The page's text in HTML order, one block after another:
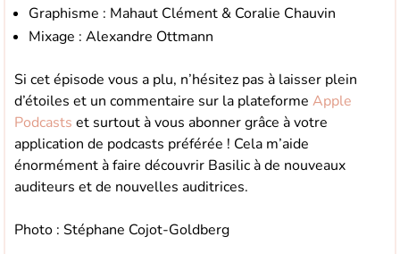
Graphisme : Mahaut Clément & Coralie Chauvin
Mixage : Alexandre Ottmann
Si cet épisode vous a plu, n’hésitez pas à laisser plein
d’étoiles et un commentaire sur la plateformeApple
Podcasts et surtout à vous abonner grâce à votre
application de podcasts préférée ! Cela m’aide
énormément à faire découvrir Basilic à de nouveaux
auditeurs et de nouvelles auditrices.
Photo : Stéphane Cojot-Goldberg